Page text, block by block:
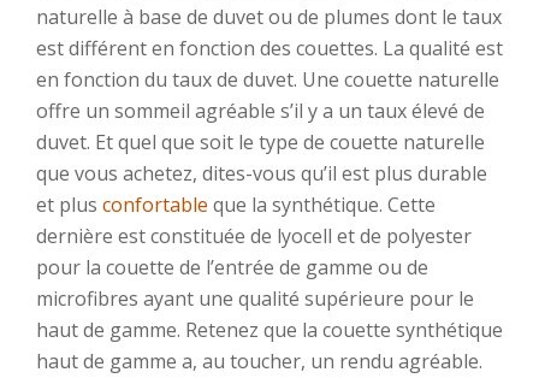
naturelle à base de duvet ou de plumes dont le taux
est différent en fonction des couettes. La qualité est
en fonction du taux de duvet. Une couette naturelle
offre un sommeil agréable s’il y a un taux élevé de
duvet. Et quel que soit le type de couette naturelle
que vous achetez, dites-vous qu’il est plus durable
et plus confortable que la synthétique. Cette
dernière est constituée de lyocell et de polyester
pour la couette de l’entrée de gamme ou de
microfibres ayant une qualité supérieure pour le
haut de gamme. Retenez que la couette synthétique
haut de gamme a, au toucher, un rendu agréable.